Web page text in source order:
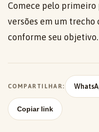
Comece pelo primeiro
versões em um trecho
conforme seu objetivo.
COMPARTILHAR:
Copiar link